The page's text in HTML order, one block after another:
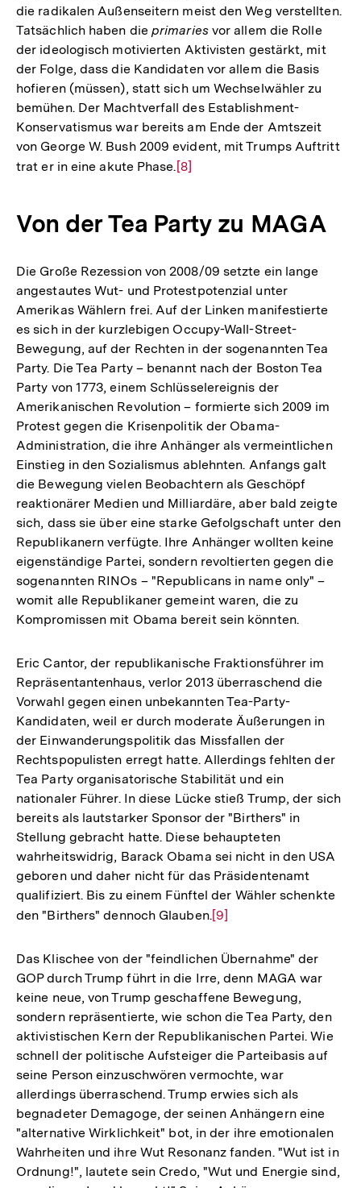
die radikalen Außenseitern meist den Weg verstellten.
Tatsächlich haben die primariesvor allem die Rolle
der ideologisch motivierten Aktivisten gestärkt, mit
der Folge, dass die Kandidaten vor allem die Basis
hofieren (müssen), statt sich um Wechselwähler zu
bemühen. Der Machtverfall des Establishment-
Konservatismus war bereits am Ende der Amtszeit
von George W. Bush 2009 evident, mit Trumps Auftritt
trat er in eine akute Phase. Zur
Fußnote
[8]
Von der Tea Party zu MAGA
Die Große Rezession von 2008/09 setzte ein lange
angestautes Wut- und Protestpotenzial unter
Amerikas Wählern frei. Auf der Linken manifestierte
es sich in der kurzlebigen Occupy-Wall-Street-
Bewegung, auf der Rechten in der sogenannten Tea
Party. Die Tea Party – benannt nach der Boston Tea
Party von 1773, einem Schlüsselereignis der
Amerikanischen Revolution – formierte sich 2009 im
Protest gegen die Krisenpolitik der Obama-
Administration, die ihre Anhänger als vermeintlichen
Einstieg in den Sozialismus ablehnten. Anfangs galt
die Bewegung vielen Beobachtern als Geschöpf
reaktionärer Medien und Milliardäre, aber bald zeigte
sich, dass sie über eine starke Gefolgschaft unter den
Republikanern verfügte. Ihre Anhänger wollten keine
eigenständige Partei, sondern revoltierten gegen die
sogenannten RINOs – "Republicans in name only" –
womit alle Republikaner gemeint waren, die zu
Kompromissen mit Obama bereit sein könnten.
Eric Cantor, der republikanische Fraktionsführer im
Repräsentantenhaus, verlor 2013 überraschend die
Vorwahl gegen einen unbekannten Tea-Party-
Kandidaten, weil er durch moderate Äußerungen in
der Einwanderungspolitik das Missfallen der
Rechtspopulisten erregt hatte. Allerdings fehlten der
Tea Party organisatorische Stabilität und ein
nationaler Führer. In diese Lücke stieß Trump, der sich
bereits als lautstarker Sponsor der "Birthers" in
Stellung gebracht hatte. Diese behaupteten
wahrheitswidrig, Barack Obama sei nicht in den USA
geboren und daher nicht für das Präsidentenamt
qualifiziert. Bis zu einem Fünftel der Wähler schenkte
den "Birthers" dennoch Glauben.Zur
der
Fußnote
[9]
Das Klischee von der "feindlichen Übernahme" der
GOP durch Trump führt in die Irre, denn MAGA war
keine neue, von Trump geschaffene Bewegung,
sondern repräsentierte, wie schon die Tea Party, den
aktivistischen Kern der Republikanischen Partei. Wie
schnell der politische Aufsteiger die Parteibasis auf
seine Person einzuschwören vermochte, war
allerdings überraschend. Trump erwies sich als
begnadeter Demagoge, der seinen Anhängern eine
"alternative Wirklichkeit" bot, in der ihre emotionalen
Wahrheiten und ihre Wut Resonanz fanden. "Wut ist in
Ordnung!", lautete sein Credo, "Wut und Energie sind,